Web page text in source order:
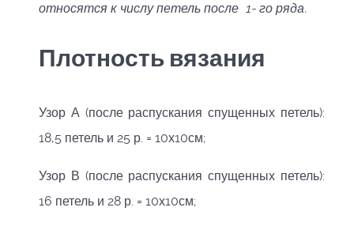
относятся к числу петель после 1- го ряда.
Плотность вязания
Узор А (после распускания спущенных петель):
18,5 петель и 25 р. = 10х10см;
Узор В (после распускания спущенных петель):
16 петель и 28 р. = 10х10см;